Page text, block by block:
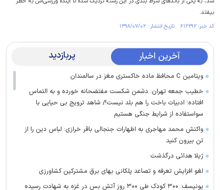
بیفتد.
کد خبر: ۶۱۲۲۹۲ تاریخ انتشار : ۱۳۹۸/۰۷/۰۲
آخرین اخبار پربازدید
ویتامین C محافظ ماده خاکستری مغز در سالمندان
خطیب جمعه تهران: دشمن شکست مفتضحانه خورده و به التماس
افتاده؛ ادبیات باخت را هم بلد نیست!/ شاهد ترویج بی حیایی با
سواستفاده از شرایط جنگی هستیم
واکنش محمد مهاجری به اظهارات جنجالی باقر خرازی: لباس دین را از
تن بیرون کنید
ژیلا هدائی درگذشت
لغو افزایش تعرفه و تصاعد پلکانی بهای برق مشترکین کشاورزی
یونیسف: ۳۰۰ کودک طی ۳۰۰ روز آتش بس در غزه به شهادت رسیده